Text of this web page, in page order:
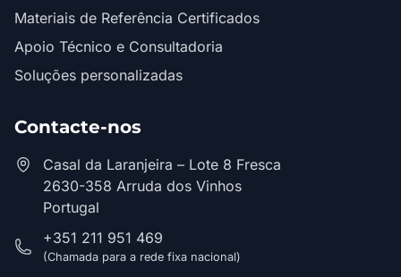
Materiais de Referência Certificados
Apoio Técnico e Consultadoria
Soluções personalizadas
Contacte-nos
Casal da Laranjeira – Lote 8 Fresca
2630-358 Arruda dos Vinhos
Portugal
+351 211 951 469
(Chamada para a rede fixa nacional)